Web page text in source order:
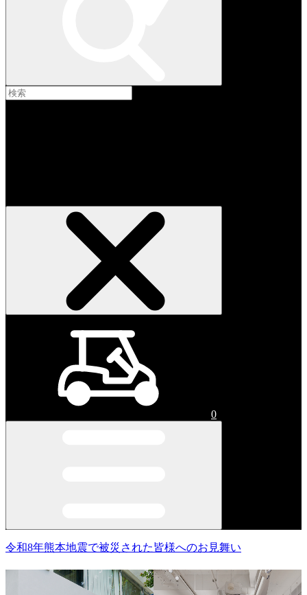
0
令和8年熊本地震で被災された皆様へのお見舞い